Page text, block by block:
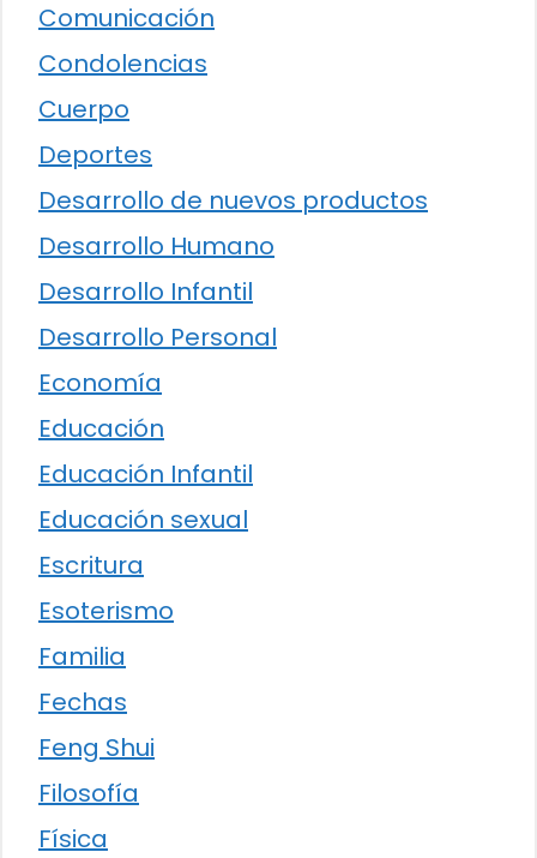
Comunicación
Condolencias
Cuerpo
Deportes
Desarrollo de nuevos productos
Desarrollo Humano
Desarrollo Infantil
Desarrollo Personal
Economía
Educación
Educación Infantil
Educación sexual
Escritura
Esoterismo
Familia
Fechas
Feng Shui
Filosofía
Física